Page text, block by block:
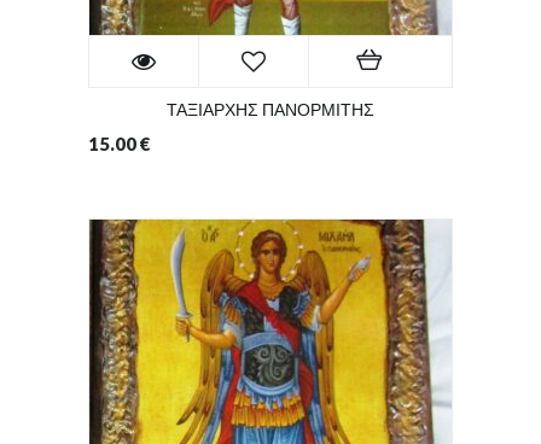
ΤΑΞΙΑΡΧΗΣ ΠΑΝΟΡΜΙΤΗΣ
15.00€